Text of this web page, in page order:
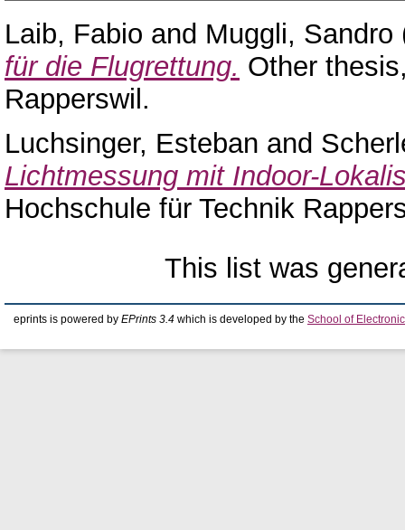
Laib, Fabio and Muggli, Sandro
für die Flugrettung. Other
Rapperswil.
Luchsinger, Esteban and
Lichtmessung mit Indoor-
Hochschule für Technik
This list was
eprints is powered by EPrints 3.4 which is developed by the School of